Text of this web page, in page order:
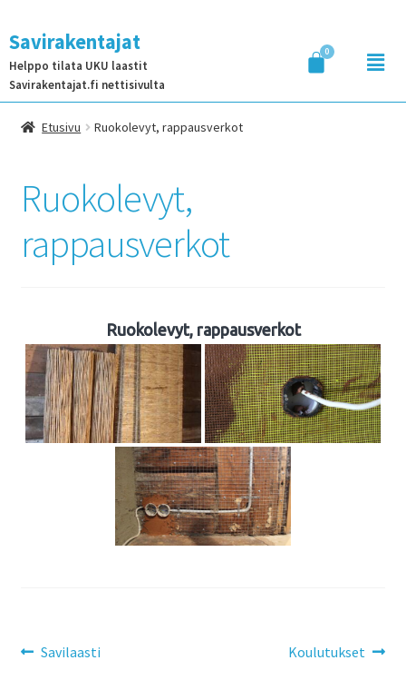
Savirakentajat
Helppo tilata UKU laastit
Savirakentajat.fi nettisivulta
Etusivu Ruokolevyt, rappausverkot
Ruokolevyt,
rappausverkot
Ruokolevyt, rappausverkot
Savilaasti Koulutukset